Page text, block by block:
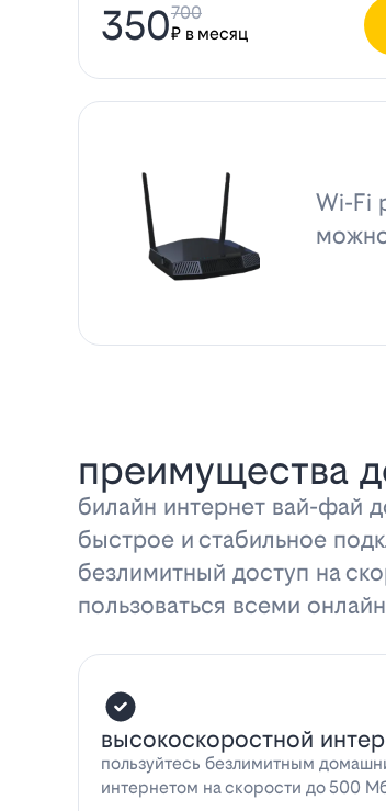
350₽ в месяц
700
Wi-Fi
преимущества
билайн интернет вай-фай
быстрое и стабильное
безлимитный доступ на
пользоваться всеми
высокоскоростной
пользуйтесь безлимитным
интернетом на скорости до 500